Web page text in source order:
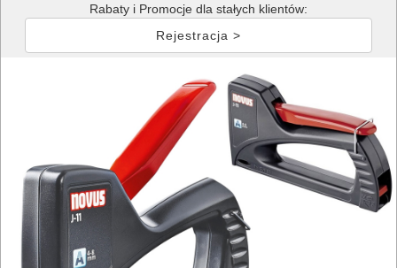
Rabaty i Promocje dla stałych klientów:
Rejestracja >